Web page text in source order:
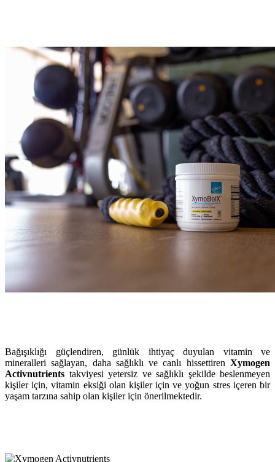
Bağışıklığı güçlendiren, günlük ihtiyaç duyulan vitamin ve
mineralleri sağlayan, daha sağlıklı ve canlı hissettiren Xymogen
Activnutrients takviyesi yetersiz ve sağlıklı şekilde beslenmeyen
kişiler için, vitamin eksiği olan kişiler için ve yoğun stres içeren bir
yaşam tarzına sahip olan kişiler için önerilmektedir.